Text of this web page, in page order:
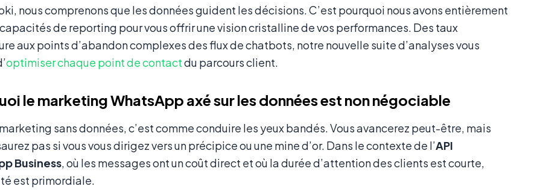
nous comprenons que les données guident les décisions. C’est pourquoi nous avons entièrement
de reporting pour vous offrir une vision cristalline de vos performances. Des taux
aux points d’abandon complexes des flux de chatbots, notre nouvelle suite d’analyses vous
optimiser chaque point de contactdu parcours client.
le marketing WhatsApp axé sur les données est non négociable
sans données, c’est comme conduire les yeux bandés. Vous avancerez peut-être, mais
pas si vous vous dirigez vers un précipice ou une mine d’or. Dans le contexte de l’API
Business, où les messages ont un coût direct et où la durée d’attention des clients est courte,
est primordiale.